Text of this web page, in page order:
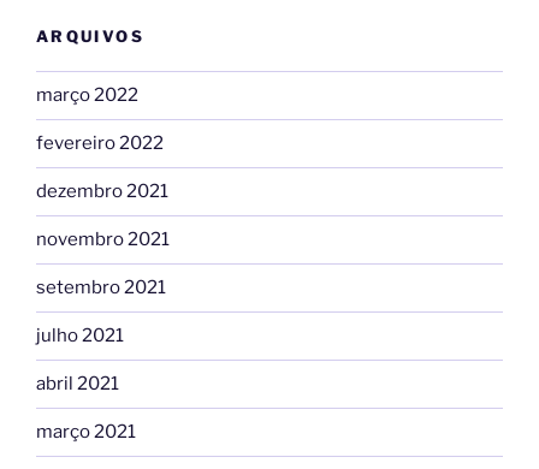
ARQUIVOS
março 2022
fevereiro 2022
dezembro 2021
novembro 2021
setembro 2021
julho 2021
abril 2021
março 2021